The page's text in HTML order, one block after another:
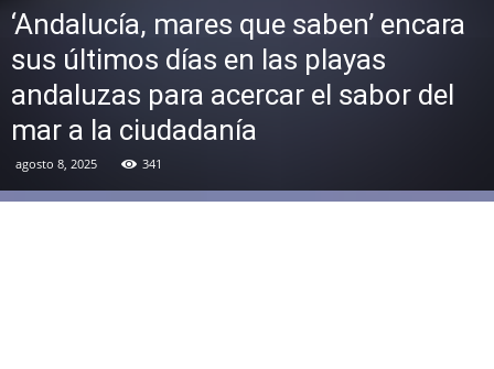
‘Andalucía, mares que saben’ encara
sus últimos días en las playas
andaluzas para acercar el sabor del
mar a la ciudadanía
agosto 8, 2025 341